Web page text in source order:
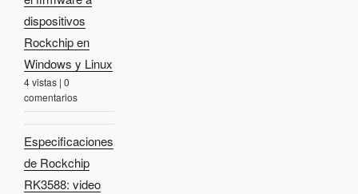
dispositivos
Rockchip en
Windows y Linux
4 vistas | 0
comentarios
Especificaciones
de Rockchip
RK3588: video